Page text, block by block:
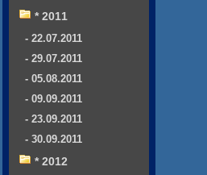
* 2011
- 22.07.2011
- 29.07.2011
- 05.08.2011
- 09.09.2011
- 23.09.2011
- 30.09.2011
* 2012